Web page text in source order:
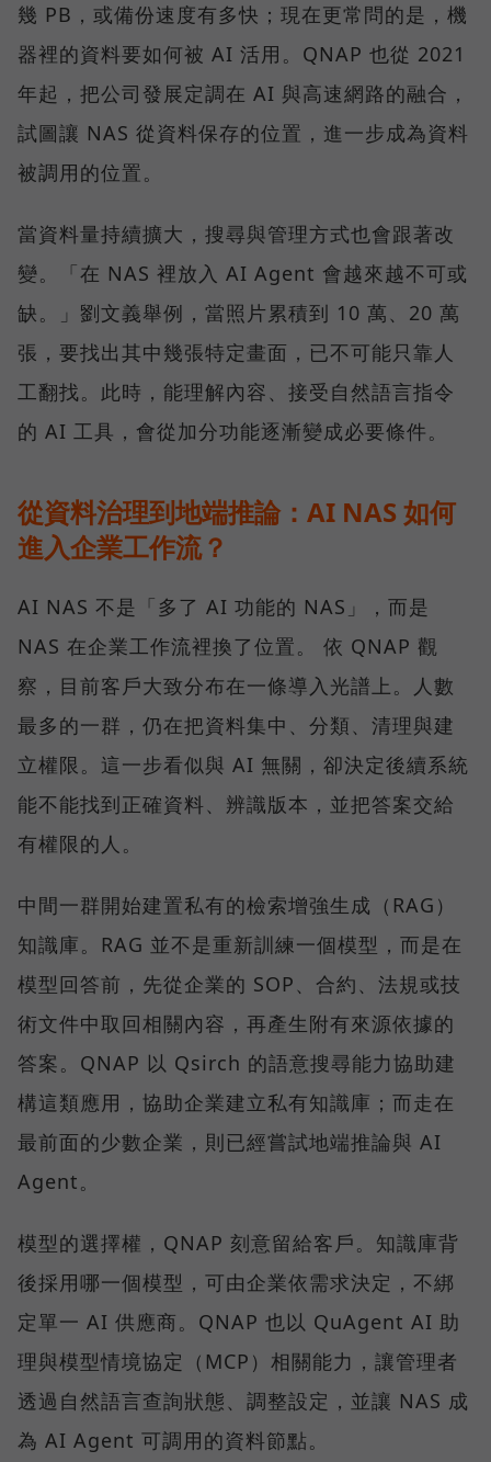
幾 PB，或備份速度有多快；現在更常問的是，機
器裡的資料要如何被 AI 活用。QNAP 也從 2021
年起，把公司發展定調在 AI 與高速網路的融合，
試圖讓 NAS 從資料保存的位置，進一步成為資料
被調用的位置。
當資料量持續擴大，搜尋與管理方式也會跟著改
變。「在 NAS 裡放入 AI Agent 會越來越不可或
缺。」劉文義舉例，當照片累積到 10 萬、20 萬
張，要找出其中幾張特定畫面，已不可能只靠人
工翻找。此時，能理解內容、接受自然語言指令
的 AI 工具，會從加分功能逐漸變成必要條件。
從資料治理到地端推論：AI NAS 如何
進入企業工作流？
AI NAS 不是「多了 AI 功能的 NAS」，而是
NAS 在企業工作流裡換了位置。 依 QNAP 觀
察，目前客戶大致分布在一條導入光譜上。人數
最多的一群，仍在把資料集中、分類、清理與建
立權限。這一步看似與 AI 無關，卻決定後續系統
能不能找到正確資料、辨識版本，並把答案交給
有權限的人。
中間一群開始建置私有的檢索增強生成（RAG）
知識庫。RAG 並不是重新訓練一個模型，而是在
模型回答前，先從企業的 SOP、合約、法規或技
術文件中取回相關內容，再產生附有來源依據的
答案。QNAP 以 Qsirch 的語意搜尋能力協助建
構這類應用，協助企業建立私有知識庫；而走在
最前面的少數企業，則已經嘗試地端推論與 AI
Agent。
模型的選擇權，QNAP 刻意留給客戶。知識庫背
後採用哪一個模型，可由企業依需求決定，不綁
定單一 AI 供應商。QNAP 也以 QuAgent AI 助
理與模型情境協定（MCP）相關能力，讓管理者
透過自然語言查詢狀態、調整設定，並讓 NAS 成
為 AI Agent 可調用的資料節點。